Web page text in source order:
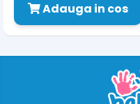
Adauga in cos